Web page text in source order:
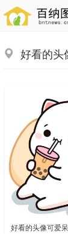
好看的头
好看的头像可爱